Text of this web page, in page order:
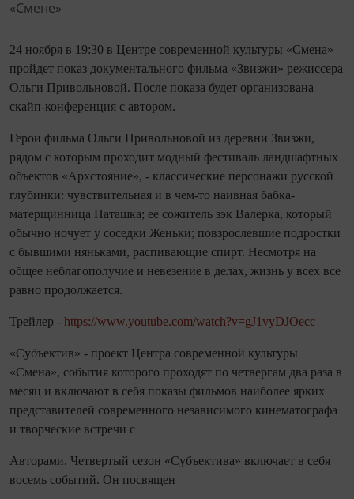
24 ноября в 19:30 в Центре современной культуры «Смена»
пройдет показ документального фильма «Звизжи» режиссера
Ольги Привольновой. После показа будет организована
скайп-конференция с автором.
Герои фильма Ольги Привольновой из деревни Звизжи,
рядом с которым проходит модный фестиваль ландшафтных
объектов «Архстояние», - классические персонажи русской
глубинки: чувствительная и в чем-то наивная бабка-
матерщинница Наташка; ее сожитель зэк Валерка, который
обычно ночует у соседки Женьки; повзрослевшие подростки
с бывшими няньками, распивающие спирт. Несмотря на
общее неблагополучие и невезение в делах, жизнь у всех все
равно продолжается.
Трейлер - https://www.youtube.com/watch?v=gJ1vyDJOecc
«Субъектив» - проект Центра современной культуры
«Смена», события которого проходят по четвергам два раза в
месяц и включают в себя показы фильмов наиболее ярких
представителей современного независимого кинематографа
и творческие встречи с
Авторами. Четвертый сезон «Субъектива» включает в себя
восемь событий. Он посвящен